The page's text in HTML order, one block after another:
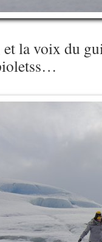
la voix du